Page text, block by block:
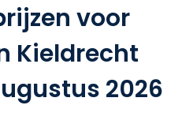
voor
Kieldrecht
2026